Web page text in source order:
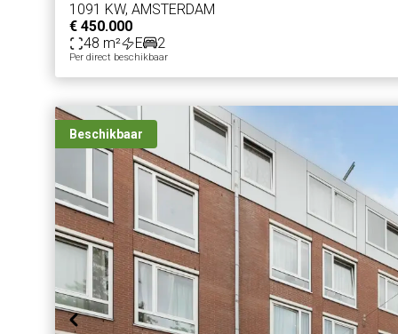
1091 KW, AMSTERDAM
€ 450.000
48 m²
E 2
Per direct beschikbaar
Beschikbaar